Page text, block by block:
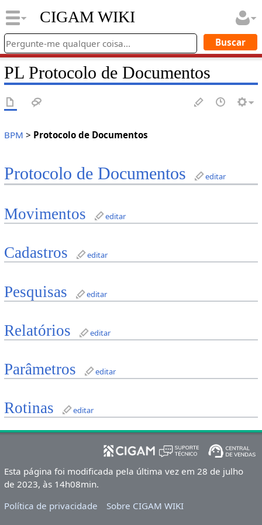
CIGAM WIKI
PL Protocolo de Documentos
BPM > Protocolo de Documentos
Protocolo de Documentos editar
Movimentos editar
Cadastros editar
Pesquisas editar
Relatórios editar
Parâmetros editar
Rotinas editar
Esta página foi modificada pela última vez em 28 de julho
de 2023, às 14h08min.
Política de privacidade
Sobre CIGAM WIKI